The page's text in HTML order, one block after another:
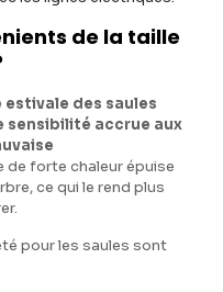
de la taille
des saules
sensibilité accrue aux
de forte chaleur épuise
ce qui le rend plus
pour les saules sont